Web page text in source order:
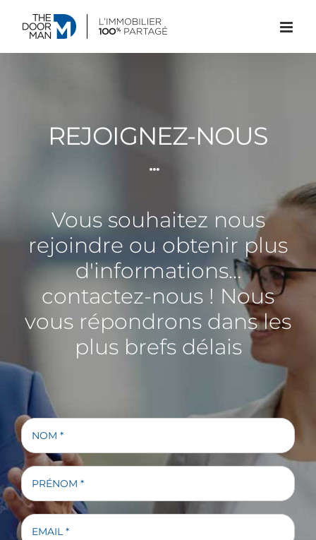
contenu
REJOIGNEZ-NOUS
Vous souhaitez nous
rejoindre ou obtenir plus
d'informations…
contactez-nous ! Nous
vous répondrons dans les
plus brefs délais